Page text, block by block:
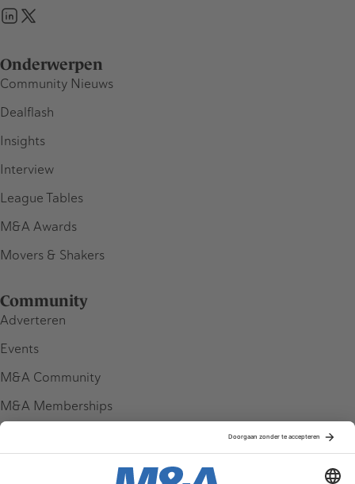
Onderwerpen
Community Nieuws
Dealflash
Insights
Interview
League Tables
M&A Awards
Movers & Shakers
Community
Adverteren
Events
M&A Community
M&A Memberships